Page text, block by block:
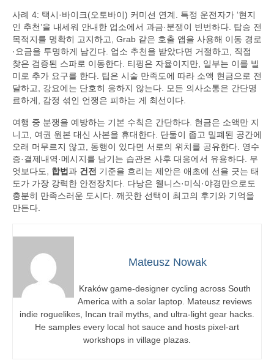
사례 4: 택시·바이크(오토바이) 커미션 연계. 특정 운전자가 ‘현지
인 추천’을 내세워 안내한 업소에서 과금·분쟁이 빈번하다. 탑승 전
목적지를 명확히 고지하고, Grab 같은 호출 앱을 사용해 이동 경로
·요금을 투명하게 남긴다. 업소 추천을 받았다면 거절하고, 직접
찾은 검증된 스파로 이동한다. 티핑은 자율이지만, 일부는 이를 빌
미로 추가 요구를 한다. 팁은 시술 만족도에 따라 소액 현금으로 전
달하고, 강요에는 단호히 응하지 않는다. 모든 의사소통은 간단명
료하게, 감정 섞인 언쟁은 피하는 게 최선이다.
여행 중 분쟁을 예방하는 기본 수칙은 간단하다. 현금은 소액만 지
니고, 여권 원본 대신 사본을 휴대한다. 단둘이 좁고 밀폐된 공간에
오래 머무르지 않고, 동행이 있다면 서로의 위치를 공유한다. 영수
증·결제내역·메시지를 남기는 습관은 사후 대응에서 유용하다. 무
엇보다도, 합법과 건전 기준을 흐리는 제안은 애초에 선을 긋는 태
도가 가장 강력한 안전장치다. 다낭은 웰니스·미식·야경만으로도
충분히 만족스러운 도시다. 깨끗한 선택이 최고의 후기와 기억을
만든다.
Mateusz Nowak
Kraków game-designer cycling across South
America with a solar laptop. Mateusz reviews
indie roguelikes, Incan trail myths, and ultra-light gear hacks.
He samples every local hot sauce and hosts pixel-art
workshops in village plazas.